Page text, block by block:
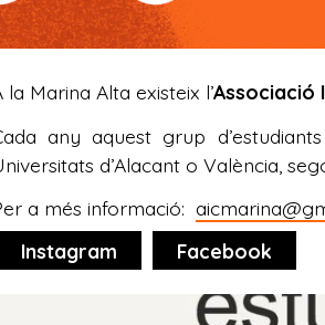
la Marina Alta existeix l’Associació
any aquest grup
d’Alacant o València,
a més informació:
Instagram
Facebook